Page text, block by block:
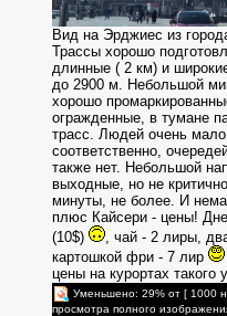
Вид на Эрджиес из
Трассы хорошо
длинные ( 2 км) и
до 2900 м. Небольшой
хорошо
огражденные, в тумане
трасс. Людей очень
соответственно,
также нет. Небольшой
выходные, но не
минуты, не более. И
плюс Кайсери - цены!
(10$)
, чай - 2 лиры,
картошкой фри - 7 лир
цены на курортах такого
Уменьшено: 29% от [ 1000
просмотра полного